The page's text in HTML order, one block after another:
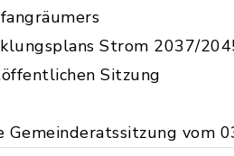
Strom 2037/
Sitzung
vom